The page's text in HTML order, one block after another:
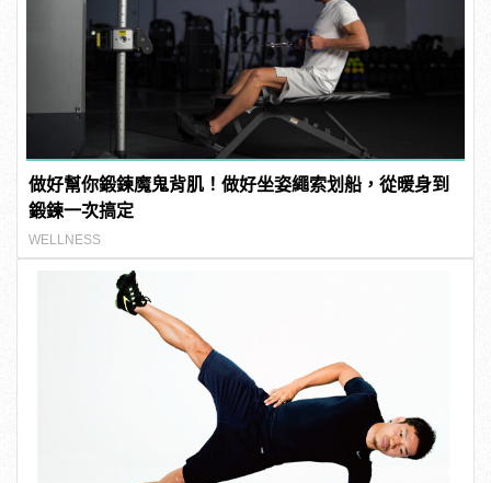
做好幫你鍛鍊魔鬼背肌！做好坐姿繩索划船，從暖身到
鍛鍊一次搞定
WELLNESS